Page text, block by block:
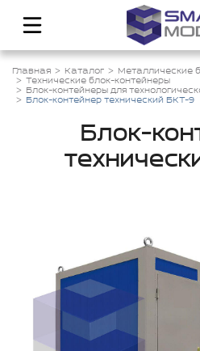
Главная Каталог
Металлические
Технические блок-контейнеры
Блок-контейнеры для
Блок-контейнер технический БКТ-9
Блок-